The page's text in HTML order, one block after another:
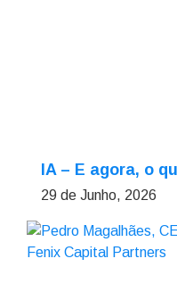
IA – E agora, o
29 de Junho, 2026